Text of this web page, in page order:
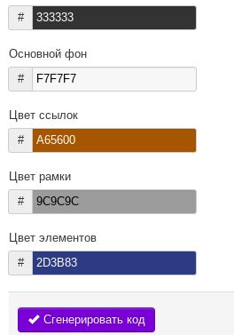
#
Основной фон
#
Цвет ссылок
#
Цвет рамки
#
Цвет элементов
#
Сгенерировать код